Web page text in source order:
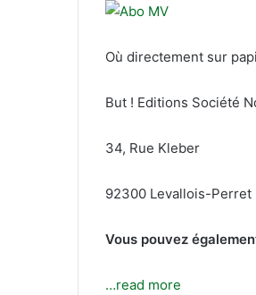
Où directement sur
But ! Editions Société
34, Rue Kleber
92300 Levallois-Perret
Vous pouvez
…read more